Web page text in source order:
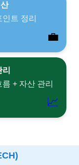
트 정리
💼
름 + 자산 관리
📈